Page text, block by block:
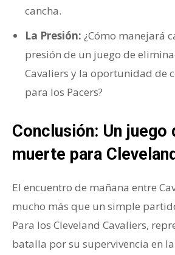
cancha.
La Presión: ¿Cómo manejará
presión de un juego de
Cavaliers y la oportunidad de
para los Pacers?
Conclusión: Un juego
muerte para Cleveland
El encuentro de mañana entre
mucho más que un simple
Para los Cleveland Cavaliers,
batalla por su supervivencia en